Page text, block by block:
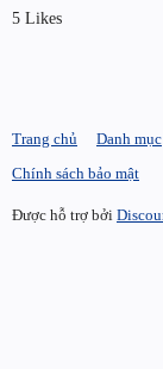
5 Likes
Trang chủ Danh mục
Chính sách bảo mật
Được hỗ trợ bởi